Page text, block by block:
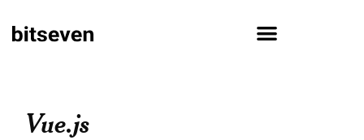
Vue.js